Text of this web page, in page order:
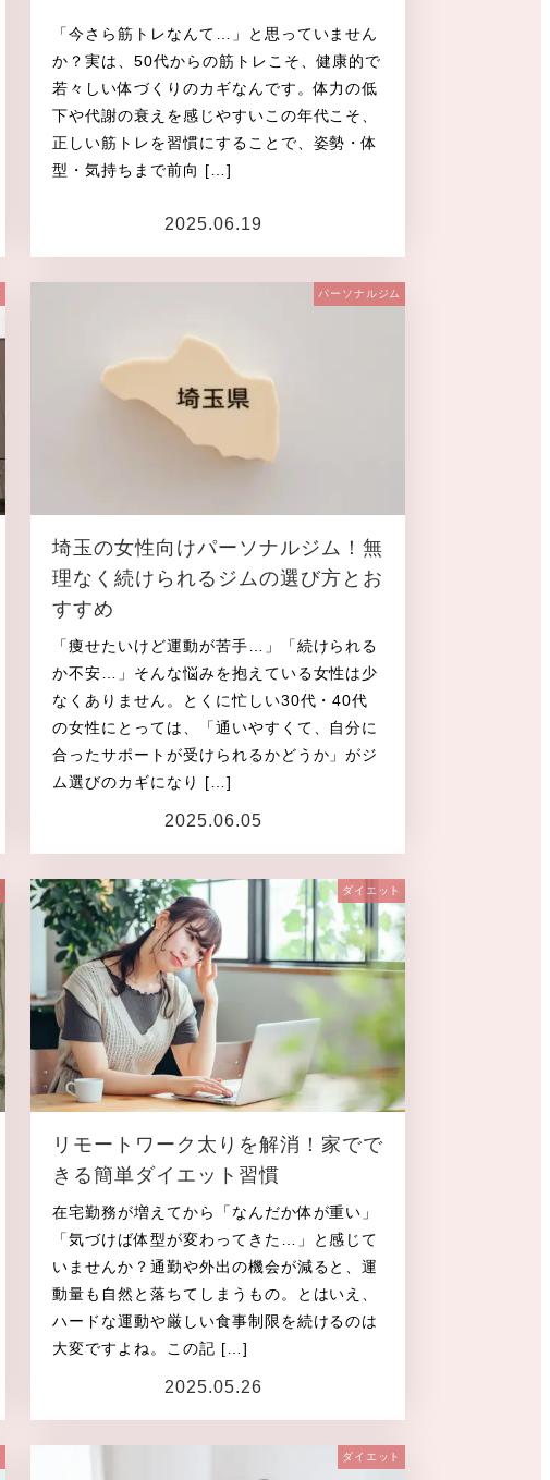
「今さら筋トレなんて…」と思っていません
か？実は、50代からの筋トレこそ、健康的で
若々しい体づくりのカギなんです。体力の低
下や代謝の衰えを感じやすいこの年代こそ、
正しい筋トレを習慣にすることで、姿勢・体
型・気持ちまで前向 […]
2025.06.19
パーソナルジム
埼玉の女性向けパーソナルジム！無
理なく続けられるジムの選び方とお
すすめ
「痩せたいけど運動が苦手…」「続けられる
か不安…」そんな悩みを抱えている女性は少
なくありません。とくに忙しい30代・40代
の女性にとっては、「通いやすくて、自分に
合ったサポートが受けられるかどうか」がジ
ム選びのカギになり […]
2025.06.05
ダイエット
リモートワーク太りを解消！家でで
きる簡単ダイエット習慣
在宅勤務が増えてから「なんだか体が重い」
「気づけば体型が変わってきた…」と感じて
いませんか？通勤や外出の機会が減ると、運
動量も自然と落ちてしまうもの。とはいえ、
ハードな運動や厳しい食事制限を続けるのは
大変ですよね。この記 […]
2025.05.26
ダイエット